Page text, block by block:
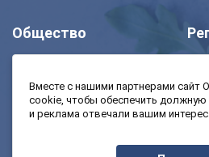
Общество
Моя школа
Вместе с нашими партнерами сайт
cookie, чтобы обеспечить должную
и реклама отвечали вашим